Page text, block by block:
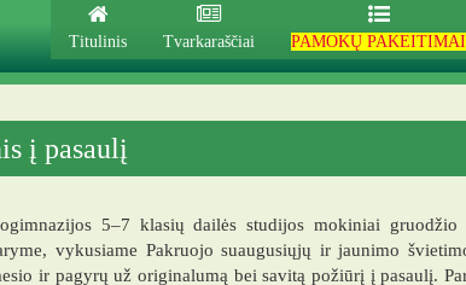
Titulinis Tvarkaraščiai PAMOKŲ PAKEITIMAI
į pasaulį
5–7 klasių dailės studijos mokiniai
vykusiame Pakruojo suaugusiųjų ir jaunimo
ir pagyrų už originalumą bei savitą požiūrį į pasaulį.